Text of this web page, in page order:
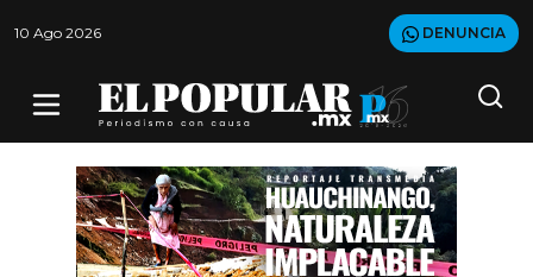
10 Ago 2026 DENUNCIA